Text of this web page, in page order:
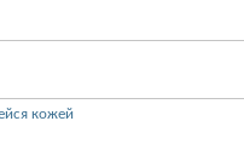
кожей